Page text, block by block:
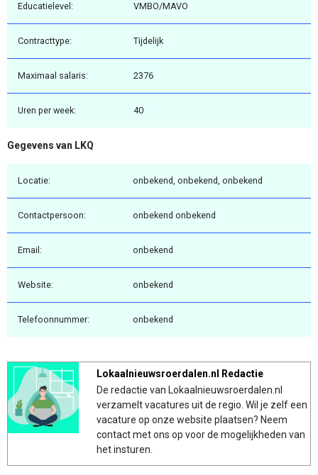
Educatielevel: VMBO/MAVO
Contracttype: Tijdelijk
Maximaal salaris: 2376
Uren per week: 40
Gegevens van LKQ
Locatie: onbekend, onbekend, onbekend
Contactpersoon: onbekend onbekend
Email: onbekend
Website: onbekend
Telefoonnummer: onbekend
Lokaalnieuwsroerdalen.nl Redactie
De redactie van Lokaalnieuwsroerdalen.nl
verzamelt vacatures uit de regio. Wil je zelf een
vacature op onze website plaatsen? Neem
contact met ons op voor de mogelijkheden van
het insturen.